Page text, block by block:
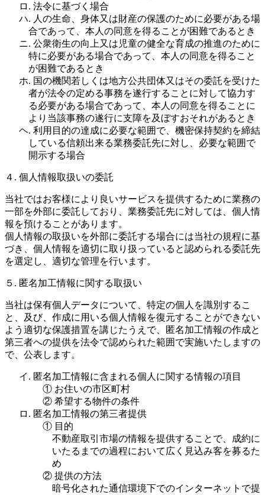
ロ. 法令に基づく場合
ハ. 人の生命、身体又は財産の保護のために必要がある場
合であって、本人の同意を得ることが困難であるとき
ニ. 公衆衛生の向上又は児童の健全な育成の推進のために
特に必要がある場合であって、本人の同意を得ること
が困難であるとき
ホ. 国の機関若しくは地方公共団体又はその委託を受けた
者が法令の定める事務を遂行することに対して協力す
る必要がある場合であって、本人の同意を得ることに
より当該事務の遂行に支障を及ぼすおそれがあるとき
ヘ. 利用目的の達成に必要な範囲で、機密保持契約を締結
している信頼出来る業務委託先に対し、必要な範囲で
開示する場合
４. 個人情報取扱いの委託
当社ではお客様により良いサービスを提供するために業務の
一部を外部に委託しており、業務委託先に対しては、個人情
報を預けることがあります。
個人情報の取扱いを外部に委託する場合には当社の規程に基
づき、個人情報を適切に取り扱っていると認められる委託先
を選定し、適切な管理を行います。
５. 匿名加工情報に関する取扱い
当社は保有個人データについて、特定の個人を識別するこ
と、及び、作成に用いる個人情報を復元することができない
よう適切な保護措置を講じたうえで、匿名加工情報の作成と
第三者への提供を法令で認められた範囲で実施いたしますの
で、公表します。
イ. 匿名加工情報に含まれる個人に関する情報の項目
① お住いの市区町村
② 希望する物件の条件
ロ. 匿名加工情報の第三者提供
① 目的
不動産取引市場の情報を提供することで、成約に
いたるまでの過程において広く見込み客を募るた
め
② 提供の方法
暗号化された通信環境下でのインターネットで提